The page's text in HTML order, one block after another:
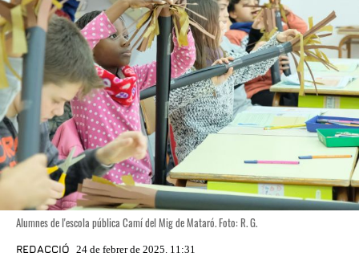
Alumnes de l'escola pública Camí del Mig de Mataró. Foto: R. G.
REDACCIÓ 24 de febrer de 2025. 11:31